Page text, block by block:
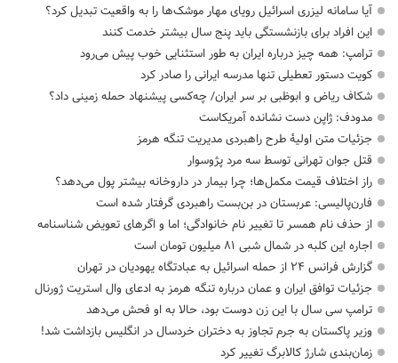
آیا سامانه لیزری اسرائیل رویای مهار موشک‌ها را به واقعیت تبدیل کرد؟
این افراد برای بازنشستگی باید پنج سال بیشتر خدمت کنند
ترامپ: همه چیز درباره ایران به طور استثنایی خوب پیش می‌رود
کویت دستور تعطیلی تنها مدرسه ایرانی را صادر کرد
شکاف ریاض و ابوظبی بر سر ایران/ چه‌کسی پیشنهاد حمله زمینی داد؟
مدودف: ژاپن دست نشانده آمریکاست
جزئیات متن اولیۀ طرح راهبردی مدیریت تنگه هرمز
قتل جوان تهرانی توسط سه مرد پژوسوار
راز اختلاف قیمت مکمل‌ها؛ چرا بیمار در داروخانه بیشتر پول می‌دهد؟
فارن‌پالیسی: عربستان در بن‌بست راهبردی گرفتار شده است
از حذف نام همسر تا تغییر نام خانوادگی؛ اما و اگرهای تعویض شناسنامه
اجاره این کلبه در شمال شبی ۸۱ میلیون تومان است
گزارش فرانس ۲۴ از حمله اسرائیل به عبادتگاه یهودیان در تهران
جزئیات توافق ایران و عمان درباره تنگه هرمز به ادعای وال استریت ژورنال
ترامپ سی سال با این زن دوست بود، حالا به او فحش می‌دهد
وزیر پاکستان به جرم تجاوز به دختران خردسال در انگلیس بازداشت شد!
زمان‌بندی شارژ کالابرگ تغییر کرد